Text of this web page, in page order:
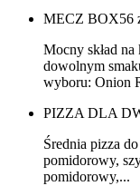
MECZ BOX56
Mocny skład
dowolnym
wyboru: Onion
PIZZA DLA
Średnia pizza
pomidorowy,
pomidorowy,...